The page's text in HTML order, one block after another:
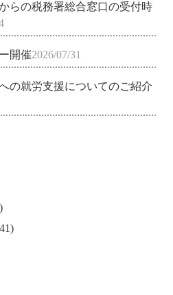
らの税務署総合窓口の受付時
開催2026/07/31
の就労支援についてのご紹介